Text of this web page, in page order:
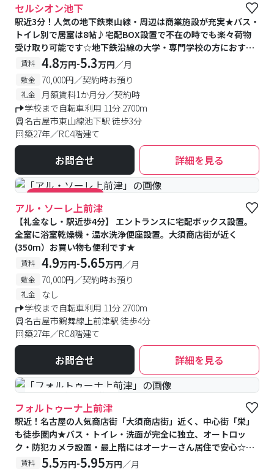
セルシオン池下
駅近3分！人気の地下鉄東山線・周辺は商業施設が充実★バス・
トイレ別で居室は8帖♪宅配BOX設置で不在の時でも楽々荷物
受け取り可能です☆地下鉄沿線の大学・専門学校の方におすす
めです。
賃料 4.8万円-5.3万円／月
敷金 70,000円／契約時お預り
礼金
月額賃料1か月分／契約時
学校まで自転車利用 11分 2700m
名古屋市東山線池下駅 徒歩3分
築27年／RC4階建て
お問合せ 詳細を見る
#キャンペーン実施中
アル・ソーレ上前津
【礼金なし・駅近歩4分】 エントランスに宅配ボックス設置。
全室に浴室乾燥機・温水洗浄便座設置。大須商店街が近く
(350m）お買い物も便利です★
賃料 4.9万円-5.65万円／月
敷金 70,000円／契約時お預り
礼金
なし
学校まで自転車利用 11分 2700m
名古屋市鶴舞線上前津駅 徒歩4分
築27年／RC8階建て
お問合せ 詳細を見る
#予約受付中 #空室待ち
フォルトゥーナ上前津
駅近！名古屋の人気商店街「大須商店街」近く、中心街「栄」
も徒歩圏内★バス・トイレ・洗面が完全に独立、オートロッ
ク・防犯カメラ設置・最上階にはオーナーさん居住で安心☆２
口コンロ設置のオール電化マンション！
賃料 5.5万円-5.95万円／月